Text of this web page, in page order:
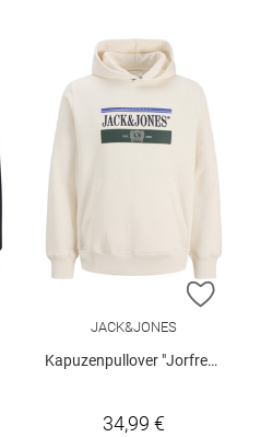
WUNSCHLISTE HINZUFÜGEN
ZUR
JACK&JONES
Kapuzenpullover "Jorfrederiksberg"
34,99 €